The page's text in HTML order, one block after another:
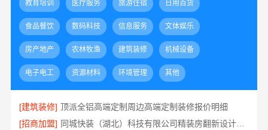
教育培训 医疗服务 旅游住宿 日用百货
食品餐饮 数码科技 信息服务 文体娱乐
房产地产 农林牧渔 建筑装修 机械设备
电子电工 资源材料 环境管理 其他
[建筑装修] 顶派全铝高端定制周边高端定制装修报价明细
[招商加盟]
同城快装（湖北）科技有限公司精装房翻新设计零增项